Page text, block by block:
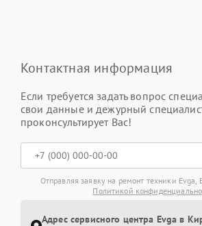
Контактная информация
Если требуется задать вопрос
свои данные и дежурный
проконсультирует Вас!
Отправляя заявку на ремонт техники Evga,
Политикой
Адрес сервисного центра Evga в